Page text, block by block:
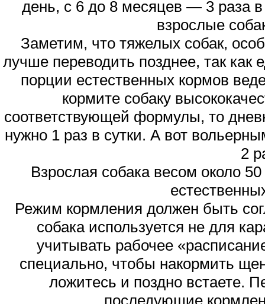
день, с 6 до 8 месяцев — 3 раза
взрослые
Заметим, что тяжелых собак,
лучше переводить позднее, так
порции естественных кормов
кормите собаку
соответствующей формулы, то
нужно 1 раз в сутки. А вот
2
Взрослая собака весом около
Режим кормления должен быть
собака используется не для
учитывать рабочее
специально, чтобы накормить
ложитесь и поздно встаете.
последующие